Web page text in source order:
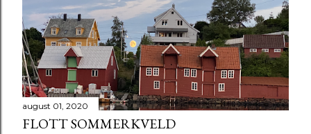
august 01, 2020
FLOTT SOMMERKVELD